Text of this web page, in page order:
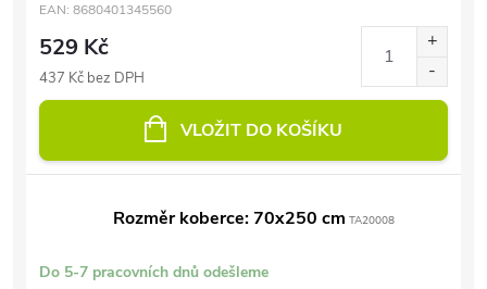
EAN: 8680401345560
529 Kč
437 Kč bez DPH
VLOŽIT DO KOŠÍKU
Rozměr koberce: 70x250 cm TA20008
Do 5-7 pracovních dnů odešleme